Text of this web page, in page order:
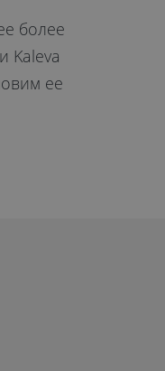
более
Kaleva
ее